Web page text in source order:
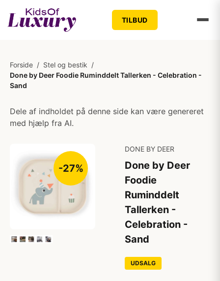
TILBUD
Forside / Stel og bestik /
Done by Deer Foodie Ruminddelt Tallerken - Celebration -
Sand
Dele af indholdet på denne side kan være genereret
med hjælp fra AI.
-27%
DONE BY DEER
Done by Deer
Foodie
Ruminddelt
Tallerken -
Celebration -
Sand
UDSALG